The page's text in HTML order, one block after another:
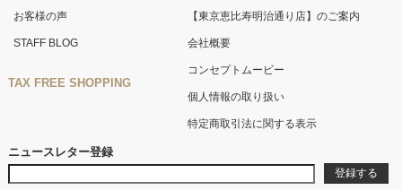
お客様の声
STAFF BLOG
TAX FREE SHOPPING
【東京恵比寿明治通り店】のご案内
会社概要
コンセプトムービー
個人情報の取り扱い
特定商取引法に関する表示
ニュースレター登録